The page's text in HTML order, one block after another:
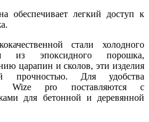
обеспечивает легкий доступ к
стали холодного
из эпоксидного порошка,
царапин и сколов, эти изделия
прочностью. Для удобства
Wize pro поставляются с
для бетонной и деревянной